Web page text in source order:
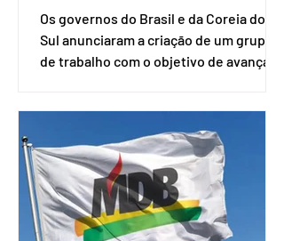
Os governos do Brasil e da Coreia do
Sul anunciaram a criação de um grupo
de trabalho com o objetivo de avançar
Uruguai, além de outros países
associados. “Decidimos criar um grupo
de trabalho que vai identificar
sensibilidades dos dois lados e evitar
que elas sejam um empecilho para a